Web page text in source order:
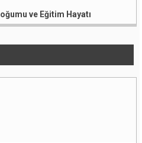
ve Eğitim Hayatı